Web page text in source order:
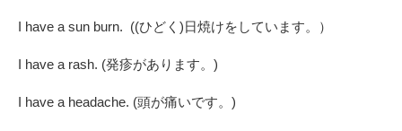
I have a sun burn. ((ひどく)日焼けをしています。）
I have a rash. (発疹があります。)
I have a headache. (頭が痛いです。)